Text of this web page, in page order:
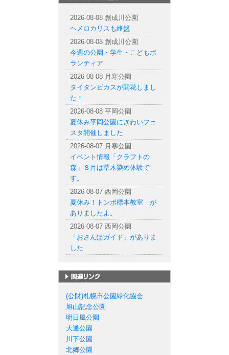
2026-08-08 創成川公園
ヘメロカリスも終盤
2026-08-08 創成川公園
今週の公園・学生・こどもボ
ランティア
2026-08-08 月寒公園
タイタンビカスが開花しまし
た！
2026-08-08 平岡公園
夏休み平岡公園にぎわいフェ
スタ開催しました
2026-08-07 月寒公園
イベント情報「クラフトの
森」８月は草木染め体験で
す。
2026-08-07 西岡公園
夏休み！トンボ標本教室 が
ありましたよ。
2026-08-07 西岡公園
「おさんぽガイド」がありま
した
(公財)札幌市公園緑化協会
旭山記念公園
明日風公園
大通公園
川下公園
北郷公園